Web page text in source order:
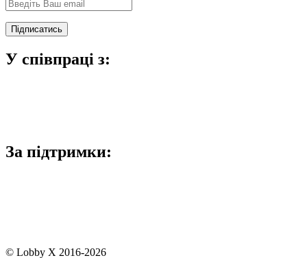
У співпраці з:
За підтримки:
© Lobby X 2016-2026